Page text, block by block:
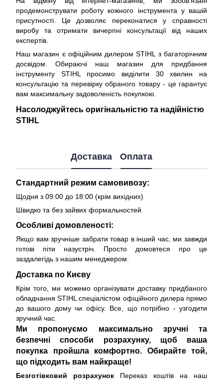
продемонструвати роботу кожного інструмента у вашій
присутності. Це дозволяє переконатися у справності
виробу та отримати вичерпні консультації від наших
експертів.
Наш магазин є офіційним дилером STIHL з багаторічним
досвідом. Обираючі наш магазин для придбання
інструменту STIHL просимо виділити 30 хвилин на
консультацію та перевірку обраного товару - це гарантує
вам максимальну задоволеність покупкою.
Насолоджуйтесь оригінальністю та надійністю
STIHL
Доставка Оплата
Стандартний режим самовивозу:
Щодня з 09:00 до 18:00 (крім вихідних)
Швидко та без зайвих формальностей
Особливі домовленості:
Якщо вам зручніше забрати товар в інший час, ми завжди
готові піти назустріч. Просто домовтеся про це
заздалегідь з нашим менеджером.
Доставка по Києву
Крім того, ми можемо організувати доставку придбаного
обладнання STIHL спеціалістом офіційного дилера прямо
до вашого дому чи офісу. Все, що потрібно - узгодити
зручний час.
Ми пропонуємо максимально зручні та
безпечні способи розрахунку, щоб ваша
покупка пройшла комфортно. Обирайте той,
що підходить вам найкраще!
Безготівковий розрахунок Переказ коштів на наш